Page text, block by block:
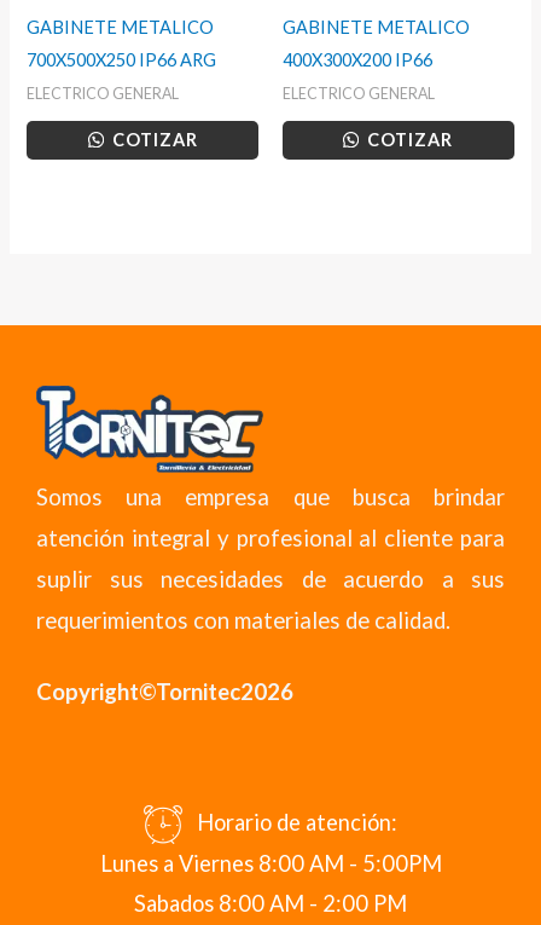
GABINETE METALICO
700X500X250 IP66 ARG
ELECTRICO GENERAL
COTIZAR
GABINETE METALICO
400X300X200 IP66
ELECTRICO GENERAL
COTIZAR
Somos una empresa que busca brindar
atención integral y profesional al cliente para
suplir sus necesidades de acuerdo a sus
requerimientos con materiales de calidad.
Copyright©Tornitec2026
Horario de atención:
Lunes a Viernes 8:00 AM - 5:00PM
Sabados 8:00 AM - 2:00 PM